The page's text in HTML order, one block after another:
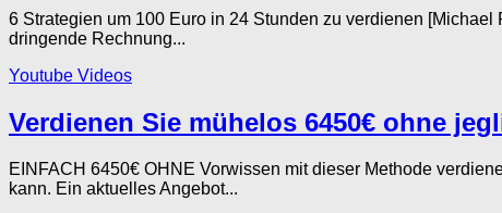
6 Strategien um 100 Euro in 24 Stunden zu verdienen
dringende Rechnung...
Youtube Videos
Verdienen Sie mühelos 6450€ ohne
EINFACH 6450€ OHNE Vorwissen mit dieser Methode
kann. Ein aktuelles Angebot...